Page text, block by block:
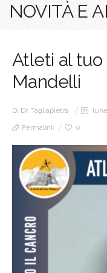
NOVITÀ E
Atleti al tuo
Mandelli
Di Dr. Tagliapietra
Permalink
0